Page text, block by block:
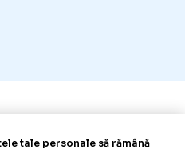
tale personale să rămână